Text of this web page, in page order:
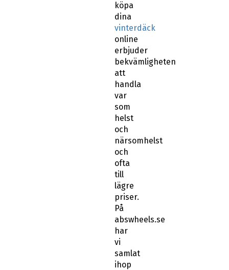
köpa
dina
vinterdäck
online
erbjuder
bekvämligheten
att
handla
var
som
helst
och
närsomhelst
och
ofta
till
lägre
priser.
På
abswheels.se
har
vi
samlat
ihop